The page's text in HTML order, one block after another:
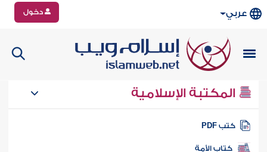
عربي دخول
المكتبة الإسلامية
كتب PDF